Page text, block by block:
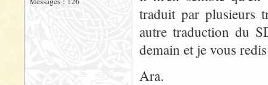
traduit par plusieurs
autre traduction du
demain et je vous
Ara.